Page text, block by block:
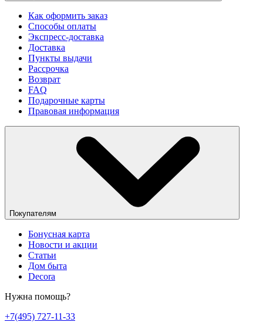
Как оформить заказ
Способы оплаты
Экспресс-доставка
Доставка
Пункты выдачи
Рассрочка
Возврат
FAQ
Подарочные карты
Правовая информация
Покупателям
Бонусная карта
Новости и акции
Статьи
Дом быта
Decora
Нужна помощь?
+7(495) 727-11-33